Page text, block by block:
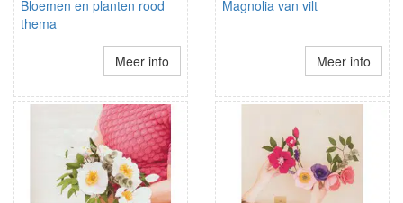
Bloemen en planten rood
thema
Meer info
Magnolia van vilt
Meer info